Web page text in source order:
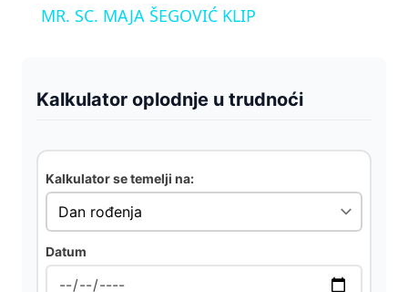
a
d
MR. SC. MAJA ŠEGOVIĆ KLIP
Kalkulator oplodnje u trudnoći
Kalkulator se temelji na:
Datum